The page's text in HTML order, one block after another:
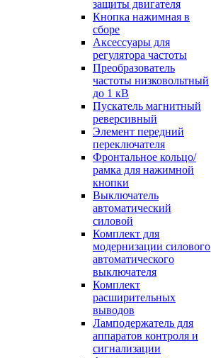
защиты двигателя
Кнопка нажимная в
сборе
Аксессуары для
регулятора частоты
Преобразователь
частоты низковольтный
до 1 кВ
Пускатель магнитный
реверсивный
Элемент передний
переключателя
Фронтальное кольцо/
рамка для нажимной
кнопки
Выключатель
автоматический
силовой
Комплект для
модернизации силового
автоматического
выключателя
Комплект
расширительных
выводов
Ламподержатель для
аппаратов контроля и
сигнализации